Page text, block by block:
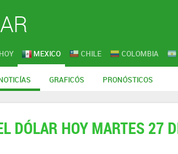
MEXICO CHILE COLOMBIA
GRAFICÓS PRONÓSTICOS
DÓLAR HOY MARTES 27